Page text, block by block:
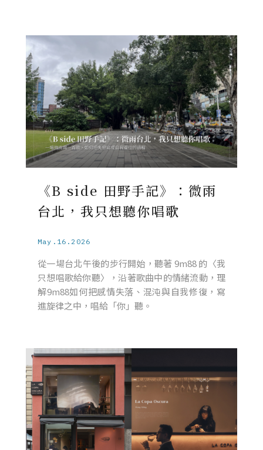
《B side 田野手記》：微雨
台北，我只想聽你唱歌
May.16.2026
從一場台北午後的步行開始，聽著 9m88 的〈我
只想唱歌給你聽〉，沿著歌曲中的情緒流動，理
解9m88如何把感情失落、混沌與自我修復，寫
進旋律之中，唱給「你」聽。